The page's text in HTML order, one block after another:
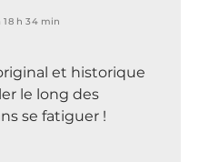
18 h 34 min
et historique
le long des
se fatiguer !